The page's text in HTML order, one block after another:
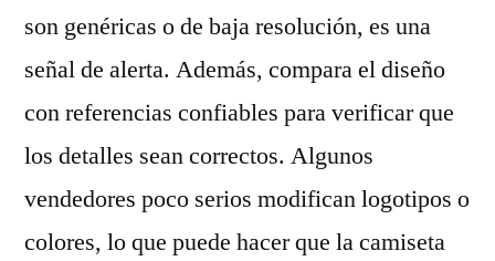
son genéricas o de baja resolución, es una
señal de alerta. Además, compara el diseño
con referencias confiables para verificar que
los detalles sean correctos. Algunos
vendedores poco serios modifican logotipos o
colores, lo que puede hacer que la camiseta